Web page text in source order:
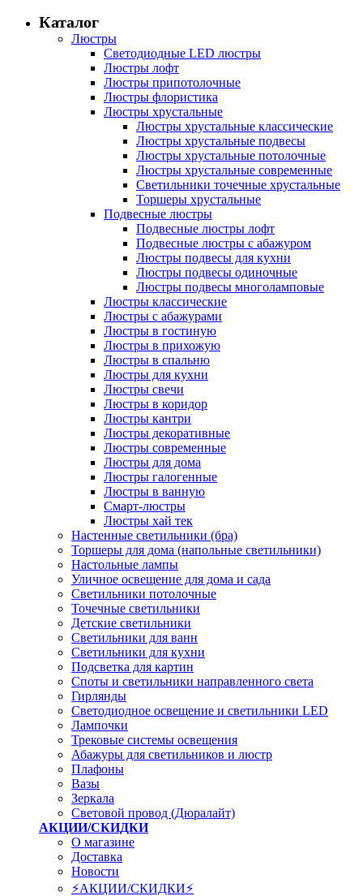
Каталог
Люстры
Светодиодные LED люстры
Люстры лофт
Люстры припотолочные
Люстры флористика
Люстры хрустальные
Люстры хрустальные классические
Люстры хрустальные подвесы
Люстры хрустальные потолочные
Люстры хрустальные современные
Светильники точечные хрустальные
Торшеры хрустальные
Подвесные люстры
Подвесные люстры лофт
Подвесные люстры с абажуром
Люстры подвесы для кухни
Люстры подвесы одиночные
Люстры подвесы многоламповые
Люстры классические
Люстры с абажурами
Люстры в гостиную
Люстры в прихожую
Люстры в спальню
Люстры для кухни
Люстры свечи
Люстры в коридор
Люстры кантри
Люстры декоративные
Люстры современные
Люстры для дома
Люстры галогенные
Люстры в ванную
Смарт-люстры
Люстры хай тек
Настенные светильники (бра)
Торшеры для дома (напольные светильники)
Настольные лампы
Уличное освещение для дома и сада
Светильники потолочные
Точечные светильники
Детские светильники
Светильники для ванн
Светильники для кухни
Подсветка для картин
Споты и светильники направленного света
Гирлянды
Светодиодное освещение и светильники LED
Лампочки
Трековые системы освещения
Абажуры для светильников и люстр
Плафоны
Вазы
Зеркала
Световой провод (Дюралайт)
АКЦИИ/СКИДКИ
О магазине
Доставка
Новости
⚡АКЦИИ/СКИДКИ⚡